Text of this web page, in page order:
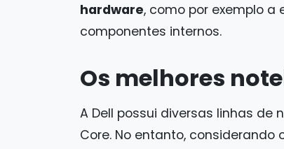
hardware, como por exemplo a
componentes internos.
Os melhores
A Dell possui diversas linhas de
Core. No entanto, considerando